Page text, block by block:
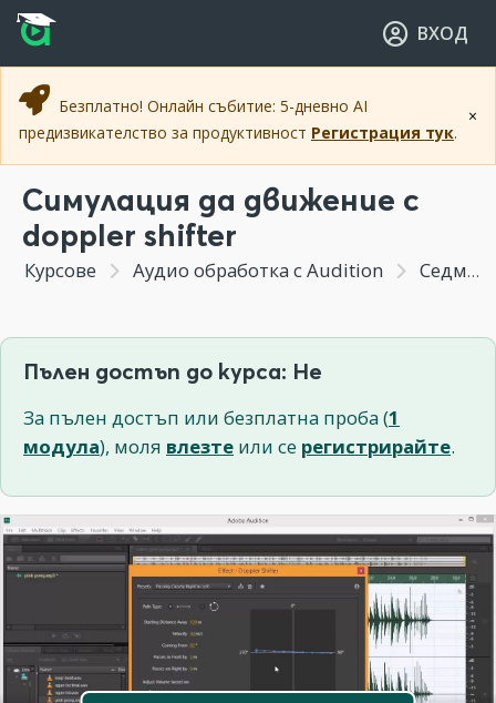
Прескочи към основното съдържание
Прескочи към навигацията
ВХОД
×
Безплатно! Онлайн събитие: 5-дневно AI
предизвикателство за продуктивност Регистрация тук.
Симулация да движение с
doppler shifter
Курсове Аудио обработка с Audition Седмица 8 - Настройки, команди и ефекти- Част 2
Пълен достъп до курса: Не
За пълен достъп или безплатна проба (1
модула), моля влезте или се регистрирайте.